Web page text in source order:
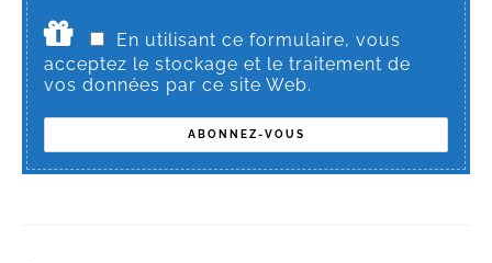
En utilisant ce formulaire, vous
acceptez le stockage et le traitement de
vos données par ce site Web.